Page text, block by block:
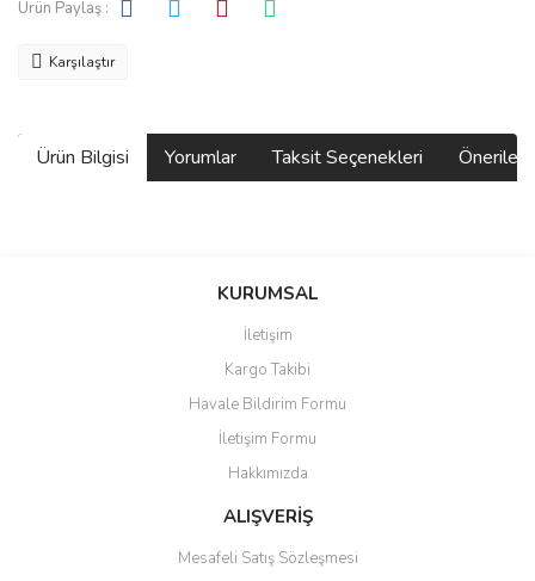
Ürün Paylaş :
Karşılaştır
Ürün Bilgisi Yorumlar Taksit Seçenekleri
Bu ürüne ilk yorumu siz yapın!
Ürün resmi kalitesiz, bozuk veya görüntülenemiyor.
Ürün açıklamasında eksik bilgiler bulunuyor.
Ürün bilgilerinde hatalar bulunuyor.
Ürün fiyatı diğer sitelerden daha pahalı.
Bu ürüne benzer farklı alternatifler olmalı.
KURUMSAL
İletişim
Kargo Takibi
Havale Bildirim Formu
İletişim Formu
Hakkımızda
ALIŞVERİŞ
Mesafeli Satış Sözleşmesi